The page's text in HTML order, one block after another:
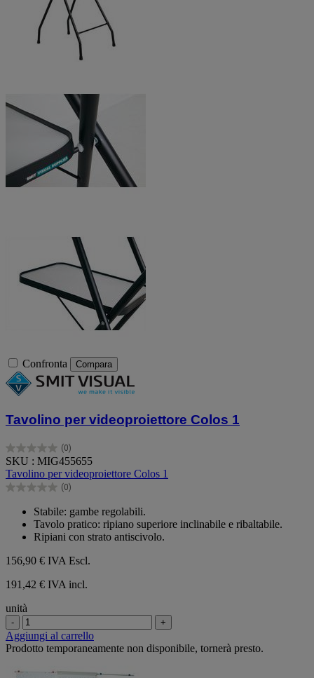
Confronta Compara
Tavolino per videoproiettore Colos 1
(0)
0.0
su
5
stelle.
SKU : MIG455655
Tavolino per videoproiettore Colos 1
(0)
0.0
stelle.
Stabile: gambe regolabili.
Tavolo pratico: ripiano superiore inclinabile e ribaltabile.
Ripiani con strato antiscivolo.
156,90 € IVA Escl.
191,42 € IVA incl.
unità
- +
Aggiungi al carrello
Prodotto temporaneamente non disponibile, tornerà presto.